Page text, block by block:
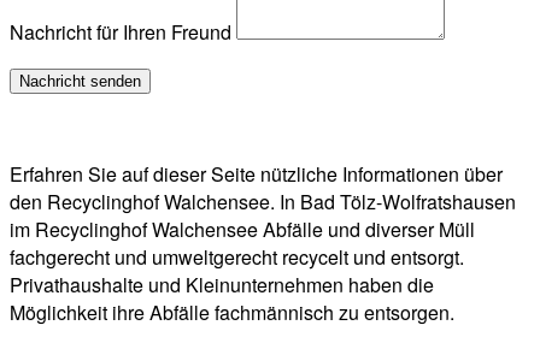
Nachricht für Ihren Freund
Erfahren Sie auf dieser Seite nützliche Informationen über
den Recyclinghof Walchensee. In Bad Tölz-Wolfratshausen
im Recyclinghof Walchensee Abfälle und diverser Müll
fachgerecht und umweltgerecht recycelt und entsorgt.
Privathaushalte und Kleinunternehmen haben die
Möglichkeit ihre Abfälle fachmännisch zu entsorgen.